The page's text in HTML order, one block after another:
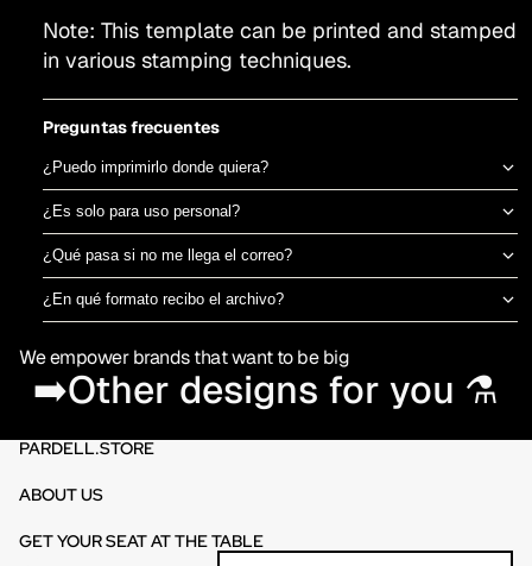
Note: This template can be printed and stamped
in various stamping techniques.
Preguntas frecuentes
¿Puedo imprimirlo donde quiera?
Sí, el archivo es tuyo para imprimir en el taller de DTF o sublimación
que prefieras. No estamos ligados a una imprenta específica.
¿Es solo para uso personal?
Puedes usarlo para camisetas propias o para vender productos
físicos ya impresos. No está permitido revender o redistribuir el
archivo digital en sí.
¿Qué pasa si no me llega el correo?
Revisa spam o promociones primero. Si aún así no aparece en 30
minutos, escríbenos por el chat de la tienda y te lo reenviamos al
¿En qué formato recibo el archivo?
directamente en DTF o sublimación.
We empower brands that want to be big
➡️Other designs for you ⚗️
PARDELL.STORE
ABOUT US
GET YOUR SEAT AT THE TABLE
Refund policy